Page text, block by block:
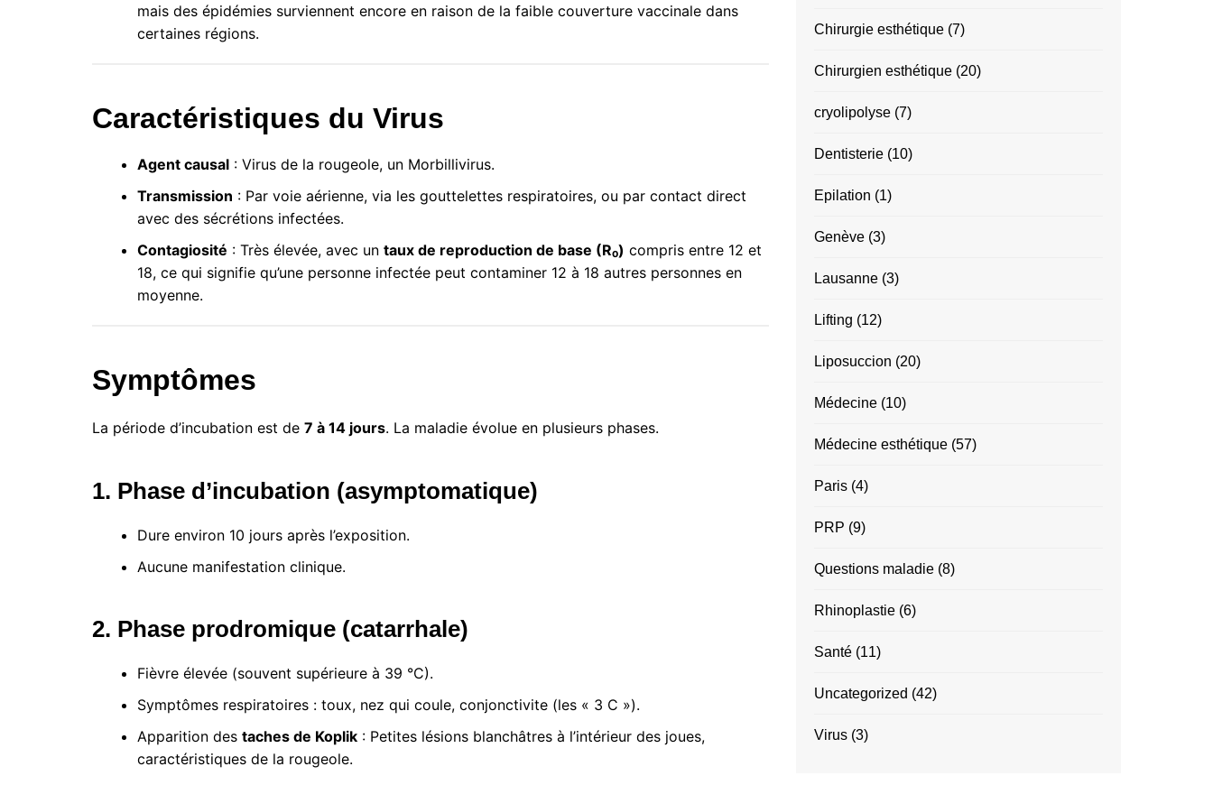
mais des épidémies surviennent encore en raison de la faible couverture vaccinale dans
certaines régions.
Caractéristiques du Virus
Agent causal : Virus de la rougeole, un Morbillivirus.
Transmission : Par voie aérienne, via les gouttelettes respiratoires, ou par contact direct
avec des sécrétions infectées.
Contagiosité : Très élevée, avec un taux de reproduction de base (R₀) compris entre 12 et
18, ce qui signifie qu’une personne infectée peut contaminer 12 à 18 autres personnes en
moyenne.
Symptômes
La période d’incubation est de 7 à 14 jours. La maladie évolue en plusieurs phases.
1. Phase d’incubation (asymptomatique)
Dure environ 10 jours après l’exposition.
Aucune manifestation clinique.
2. Phase prodromique (catarrhale)
Fièvre élevée (souvent supérieure à 39 °C).
Symptômes respiratoires : toux, nez qui coule, conjonctivite (les « 3 C »).
Apparition des taches de Koplik : Petites lésions blanchâtres à l’intérieur des joues,
caractéristiques de la rougeole.
Chirurgie esthétique (7)
Chirurgien esthétique (20)
cryolipolyse (7)
Dentisterie (10)
Epilation (1)
Genève (3)
Lausanne (3)
Lifting (12)
Liposuccion (20)
Médecine (10)
Médecine esthétique (57)
Paris (4)
PRP (9)
Questions maladie (8)
Rhinoplastie (6)
Santé (11)
Uncategorized (42)
Virus (3)